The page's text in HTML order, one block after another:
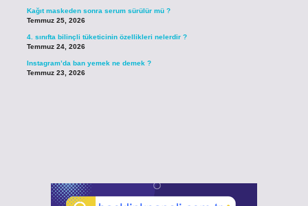
Kağıt maskeden sonra serum sürülür mü ?
Temmuz 25, 2026
4. sınıfta bilinçli tüketicinin özellikleri nelerdir ?
Temmuz 24, 2026
Instagram’da ban yemek ne demek ?
Temmuz 23, 2026